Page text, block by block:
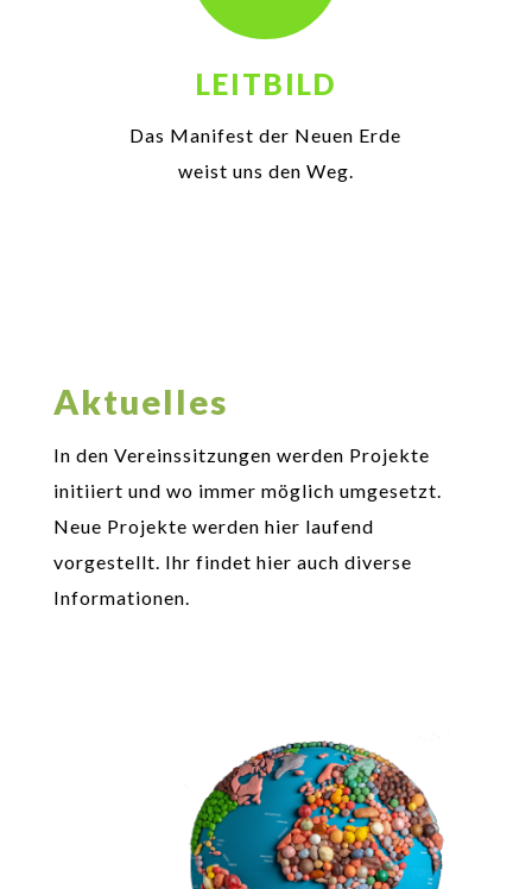
LEITBILD
Das Manifest der Neuen Erde
weist uns den Weg.
Aktuelles
In den Vereinssitzungen werden Projekte
initiiert und wo immer möglich umgesetzt.
Neue Projekte werden hier laufend
vorgestellt. Ihr findet hier auch diverse
Informationen.